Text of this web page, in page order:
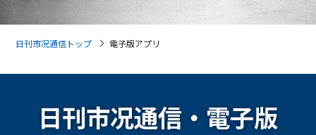
日刊市况通信トップ 電子版アプリ
日刊市况通信・電子版